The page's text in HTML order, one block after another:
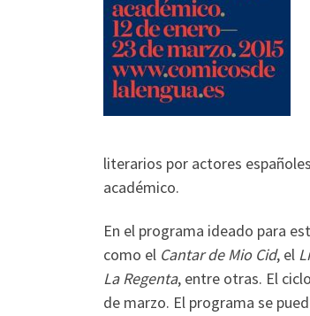
literarios por actores
académico.
En el programa ideado para
como el Cantar de Mio Cid, el
La Regenta, entre otras. El
de marzo. El programa se